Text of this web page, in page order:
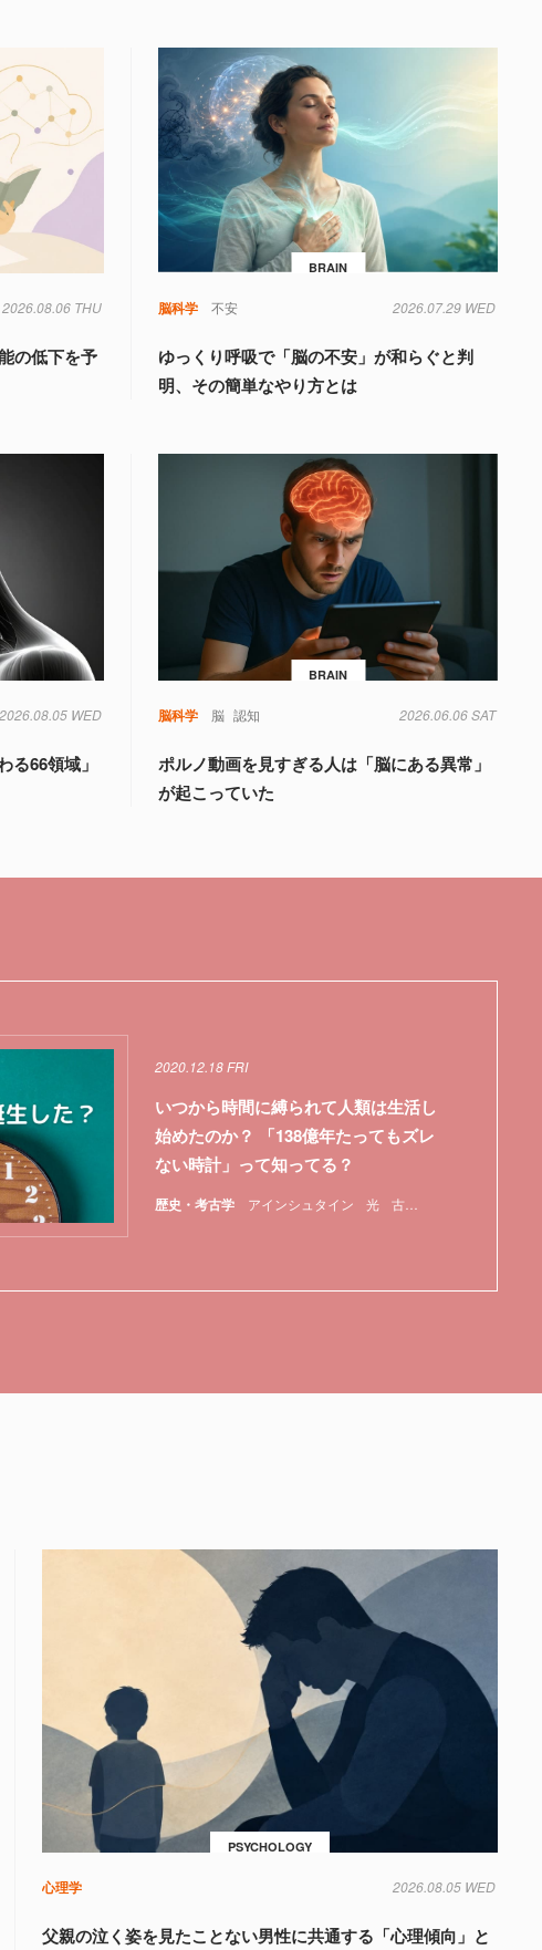
2026.08.06 THU
の低下を予
BRAIN
脳科学 不安 2026.07.29 WED
ゆっくり呼吸で「脳の不安」が和らぐと判
明、その簡単なやり方とは
記憶 認知
2026.08.05 WED
る66領域」
BRAIN
脳科学 脳 認知 2026.06.06 SAT
ポルノ動画を見すぎる人は「脳にある異常」
が起こっていた
歴史・考古学 アインシュタイン 光 古代エジプト
2020.12.18 FRI
いつから時間に縛られて人類は生活し
始めたのか？ 「138億年たってもズレ
ない時計」って知ってる？
PSYCHOLOGY
心理学 2026.08.05 WED
父親の泣く姿を見たことない男性に共通する「心理傾向」と